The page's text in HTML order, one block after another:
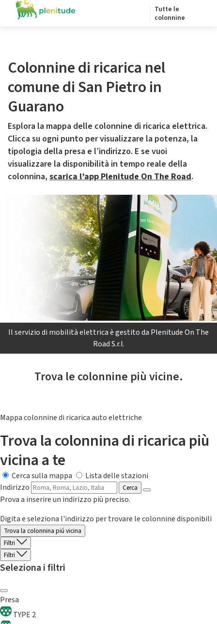
Tutte le
colonnine
Colonnine di ricarica nel
comune di San Pietro in
Guarano
Esplora la mappa delle colonnine di ricarica elettrica.
Clicca su ogni punto per visualizzare la potenza, la
tipologia della presa e l’indirizzo. E se vuoi
visualizzare la disponibilità in tempo reale della
colonnina, scarica l’app Plenitude On The Road.
Il servizio di mobilità elettrica è gestito da Plenitude On The
Road S.r.l.
Trova le colonnine più vicine.
Mappa colonnine di ricarica auto elettriche
Trova la colonnina di ricarica più
vicina a te
Cerca sulla mappa
Lista delle stazioni
Indirizzo
Cerca
Prova a inserire un indirizzo più preciso.
Digita e seleziona l'indirizzo per trovare le colonnine disponibili
Trova la colonnina piú vicina
Filtri
Filtri
Seleziona i filtri
Presa
TYPE 2